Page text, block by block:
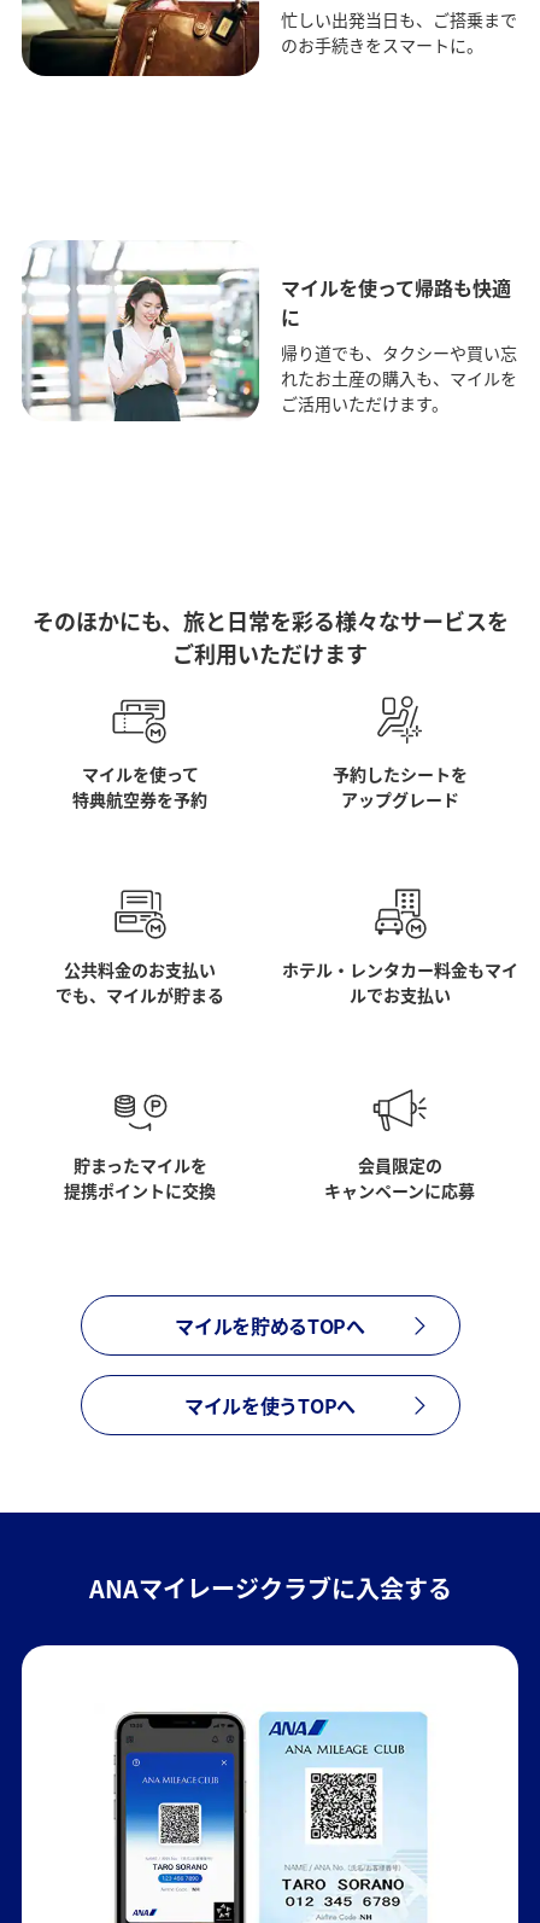
忙しい出発当日も、ご搭乗まで
のお手続きをスマートに。
マイルを使って帰路も快適
に
帰り道でも、タクシーや買い忘
れたお土産の購入も、マイルを
ご活用いただけます。
そのほかにも、旅と日常を彩る様々なサービスを
ご利用いただけます
マイルを使って
特典航空券を予約
予約したシートを
アップグレード
公共料金のお支払い
でも、マイルが貯まる
ホテル・レンタカー料金もマイ
ルでお支払い
貯まったマイルを
提携ポイントに交換
会員限定の
キャンペーンに応募
マイルを貯めるTOPへ
マイルを使うTOPへ
ANAマイレージクラブに入会する